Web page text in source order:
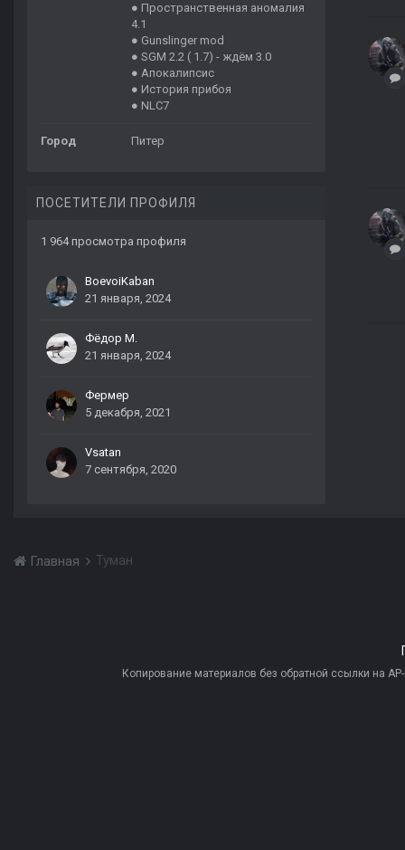
● Пространственная аномалия
4.1
● Gunslinger mod
● SGM 2.2 ( 1.7) - ждём 3.0
● Апокалипсис
● История прибоя
● NLC7
Город Питер
ПОСЕТИТЕЛИ ПРОФИЛЯ
1 964 просмотра профиля
BoevoiKaban
21 января, 2024
Фёдор М.
21 января, 2024
Фермер
5 декабря, 2021
Vsatan
7 сентября, 2020
Главная Туман
Копирование материалов без обратной ссылки на